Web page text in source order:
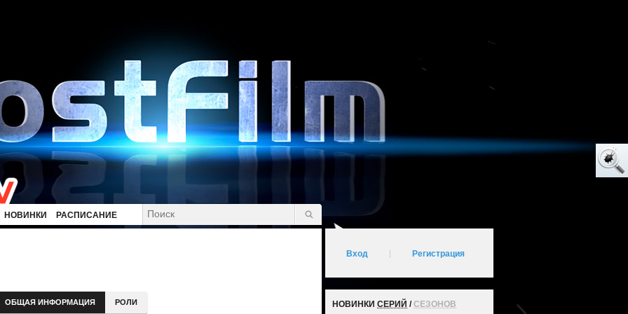
НОВИНКИ РАСПИСАНИЕ
ОБЩАЯ ИНФОРМАЦИЯ РОЛИ
Вход Регистрация
НОВИНКИ СЕРИЙ /СЕЗОНОВ